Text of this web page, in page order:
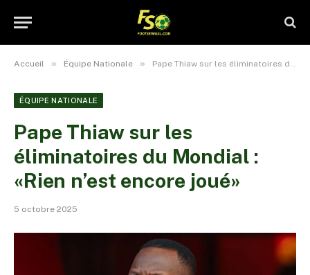
Accueil » Équipe Nationale » Pape Thiaw sur les éliminatoires du Mondial : «Rien n’est encore joué»
ÉQUIPE NATIONALE
Pape Thiaw sur les
éliminatoires du Mondial :
«Rien n’est encore joué»
5 octobre 2025